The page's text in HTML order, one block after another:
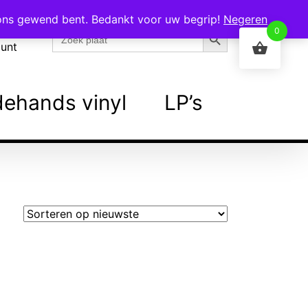
naar:
Zoekknop
vinyl LP’s
gewend bent. Bedankt voor uw begrip! Negeren
0